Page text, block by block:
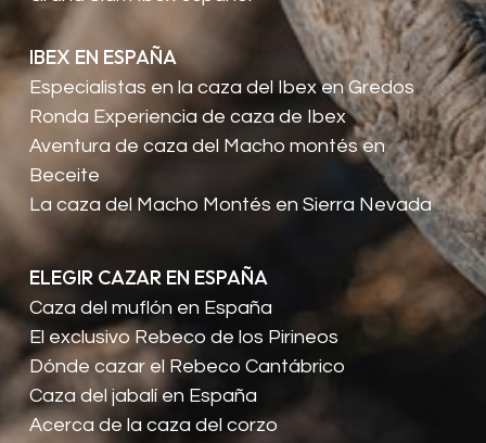
IBEX EN ESPAÑA
Especialistas en la caza del Ibex en Gredos
Ronda Experiencia de caza de Ibex
Aventura de caza del Macho montés en
Beceite
La caza del Macho Montés en Sierra Nevada
ELEGIR CAZAR EN ESPAÑA
Caza del muflón en España
El exclusivo Rebeco de los Pirineos
Dónde cazar el Rebeco Cantábrico
Caza del jabalí en España
Acerca de la caza del corzo